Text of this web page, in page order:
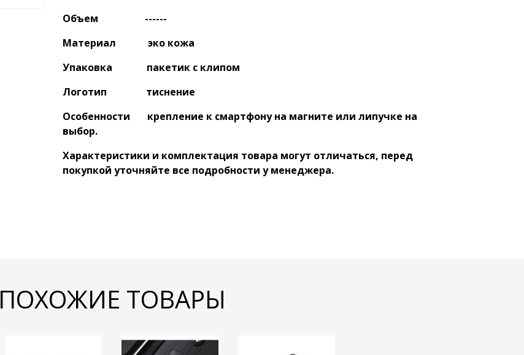
Объем ------
Материал эко кожа
Упаковка пакетик с клипом
Логотип тиснение
Особенности крепление к смартфону на магните или липучке на
выбор.
Характеристики и комплектация товара могут отличаться, перед
покупкой уточняйте все подробности у менеджера.
ПОХОЖИЕ ТОВАРЫ